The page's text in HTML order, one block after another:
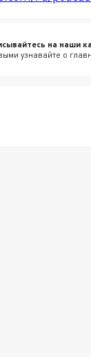
на наши
узнавайте о